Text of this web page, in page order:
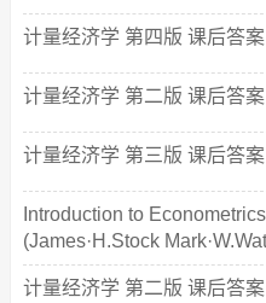
计量经济学 第四版 课后答
计量经济学 第二版 课后答
计量经济学 第三版 课后答
Introduction to
(James·H.Stock
计量经济学 第二版 课后答